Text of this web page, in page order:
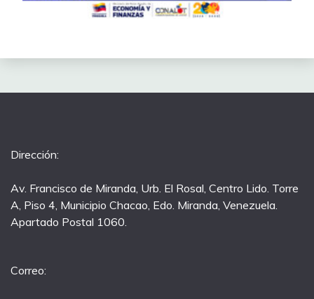
Dirección:
Av. Francisco de Miranda, Urb. El Rosal, Centro Lido. Torre
A, Piso 4, Municipio Chacao, Edo. Miranda, Venezuela.
Apartado Postal 1060.
Correo: